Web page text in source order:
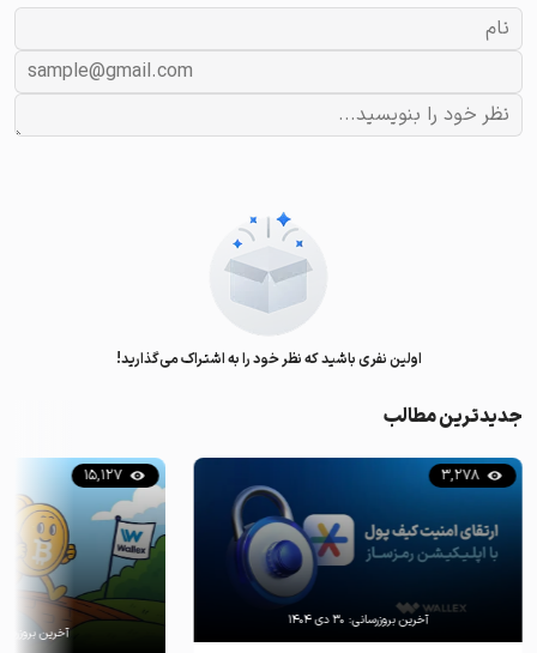
اولین نفری باشید که نظر خود را به اشتراک می‌گذارید!
جدیدترین مطالب
3,278
آخرین بروزرسانی: ۳۰ دی ۱۴۰۴
15,127
آخرین